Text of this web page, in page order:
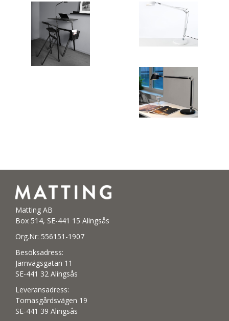
Matting AB
Box 514, SE-441 15 Alingsås
Org.Nr: 556151-1907
Besöksadress:
Järnvägsgatan 11
SE-441 32 Alingsås
Leveransadress:
Tomasgårdsvägen 19
SE-441 39 Alingsås